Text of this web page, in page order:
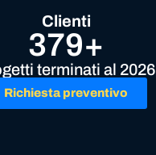
Clienti
379+
terminati al 2026
Richiesta preventivo